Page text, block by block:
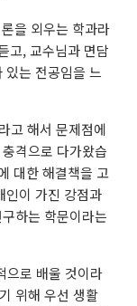
을 외우는 학과라
고, 교수님과 면담
있는 전공임을 느
고 해서 문제점에
격으로 다가왔습
대한 해결책을 고
인이 가진 강점과
하는 학문이라는
으로 배울 것이라
위해 우선 생활